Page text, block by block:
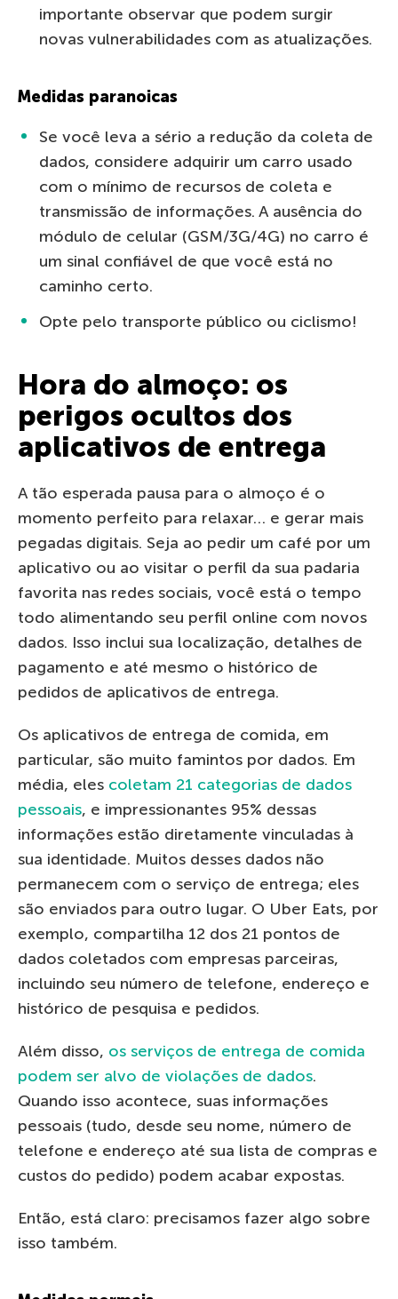
importante observar que podem surgir
novas vulnerabilidades com as atualizações.
Medidas paranoicas
Se você leva a sério a redução da coleta de
dados, considere adquirir um carro usado
com o mínimo de recursos de coleta e
transmissão de informações. A ausência do
módulo de celular (GSM/3G/4G) no carro é
um sinal confiável de que você está no
caminho certo.
Opte pelo transporte público ou ciclismo!
Hora do almoço: os
perigos ocultos dos
aplicativos de entrega
A tão esperada pausa para o almoço é o
momento perfeito para relaxar… e gerar mais
pegadas digitais. Seja ao pedir um café por um
aplicativo ou ao visitar o perfil da sua padaria
favorita nas redes sociais, você está o tempo
todo alimentando seu perfil online com novos
dados. Isso inclui sua localização, detalhes de
pagamento e até mesmo o histórico de
pedidos de aplicativos de entrega.
Os aplicativos de entrega de comida, em
particular, são muito famintos por dados. Em
média, eles coletam 21 categorias de dados
pessoais, e impressionantes 95% dessas
informações estão diretamente vinculadas à
sua identidade. Muitos desses dados não
permanecem com o serviço de entrega; eles
são enviados para outro lugar. O Uber Eats, por
exemplo, compartilha 12 dos 21 pontos de
dados coletados com empresas parceiras,
incluindo seu número de telefone, endereço e
histórico de pesquisa e pedidos.
Além disso, os serviços de entrega de comida
podem ser alvo de violações de dados.
Quando isso acontece, suas informações
pessoais (tudo, desde seu nome, número de
telefone e endereço até sua lista de compras e
custos do pedido) podem acabar expostas.
Então, está claro: precisamos fazer algo sobre
isso também.